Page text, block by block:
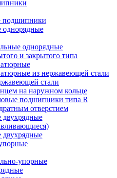
подшипники
однорядные
однорядные
и закрытого типа
из нержавеющей стали
стали
на наружном кольце
подшипники типа R
отверстием
двухрядные
двухрядные
упорные